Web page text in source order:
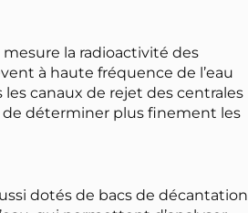
la radioactivité des
à haute fréquence de l’eau
canaux de rejet des centrales
déterminer plus finement les
dotés de bacs de décantation